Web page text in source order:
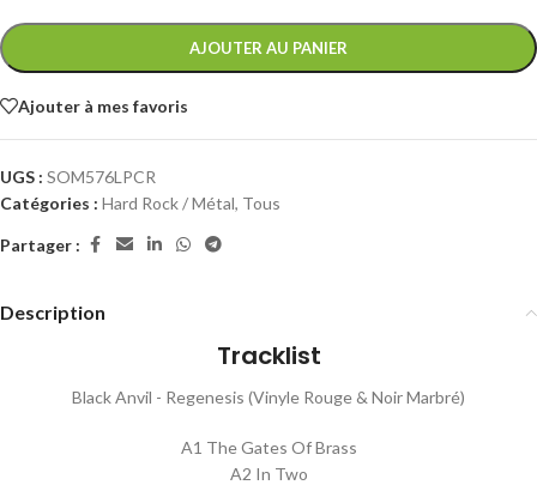
AJOUTER AU PANIER
Ajouter à mes favoris
UGS : SOM576LPCR
Catégories : Hard Rock / Métal, Tous
Partager :
Description
Tracklist
Black Anvil - Regenesis (Vinyle Rouge & Noir Marbré)
A1 The Gates Of Brass
A2 In Two